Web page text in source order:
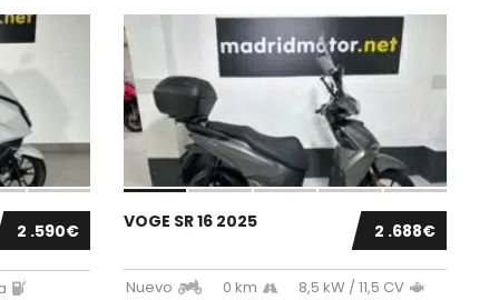
2 .590€ 2 .688€
VOGE SR 16 2025
Nuevo 0 km
8,5 kW / 11,5 CV